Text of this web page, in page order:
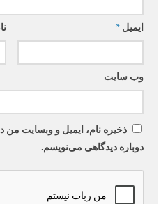
ایمیل *
وب‌ سایت
ذخیره نام، ایمیل و وبسایت من
دوباره دیدگاهی می‌نویسم.